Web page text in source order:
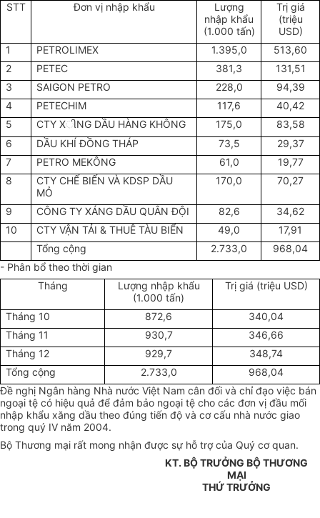
STT
Đơn vị nhập khẩu
Lượng
nhập khẩu
(1.000 tấn)
Trị giá
(triệu
USD)
1
PETROLIMEX 1.395,0
513,60
2
PETEC 381,3
131,51
3
SAIGON PETRO 228,0
94,39
4
PETECHIM 117,6
40,42
5
CTY XીNG DẦU HÀNG KHÔNG 175,0
83,58
6
DẦU KHÍ ĐỒNG THÁP 73,5
29,37
7
PETRO MEKÔNG 61,0
19,77
8
CTY CHẾ BIẾN VÀ KDSP DẦU
MỎ
170,0 70,27
9 CÔNG TY XÁNG DẦU QUÂN ĐỘI 82,6
34,62
10
CTY VẬN TẢI & THUÊ TÀU BIỂN 49,0
17,91
Tổng cộng
2.733,0
968,04
- Phân bổ theo thời gian
Tháng
Lượng nhập khẩu
(1.000 tấn)
Trị giá (triệu USD)
Tháng 10 872,6
340,04
Tháng 11
930,7
346,66
Tháng 12
929,7
348,74
Tổng cộng
2.733,0
968,04
Đề nghị Ngân hàng Nhà nước Việt Nam cân đối và chỉ đạo việc bán
ngoại tệ có hiệu quả để đảm bảo ngoại tệ cho các đơn vị đầu mối
nhập khẩu xăng dầu theo đúng tiến độ và cơ cấu nhà nước giao
trong quý IV năm 2004.
Bộ Thương mại rất mong nhận được sự hỗ trợ của Quý cơ quan.
KT. BỘ TRƯỞNG BỘ THƯƠNG
MẠI
THỨ TRƯỞNG